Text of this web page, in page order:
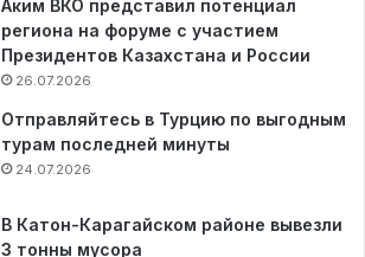
Аким ВКО представил потенциал
региона на форуме с участием
Президентов Казахстана и России
26.07.2026
Отправляйтесь в Турцию по выгодным
турам последней минуты
24.07.2026
В Катон-Карагайском районе вывезли
3 тонны мусора